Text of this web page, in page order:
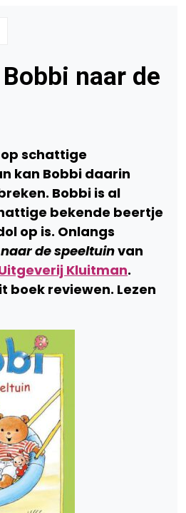
naar de
schattige
kan Bobbi daarin
Bobbi is al
bekende beertje
op is. Onlangs
de speeltuinvan
Kluitman.
boek reviewen. Lezen